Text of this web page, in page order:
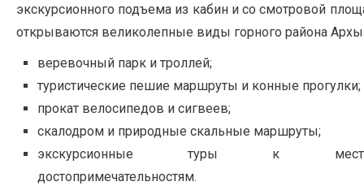
экскурсионного подъема из кабин и со смотровой
открываются великолепные виды горного района
веревочный парк и троллей;
туристические пешие маршруты и конные прогулки;
прокат велосипедов и сигвеев;
скалодром и природные скальные маршруты;
экскурсионные туры к
достопримечательностям.